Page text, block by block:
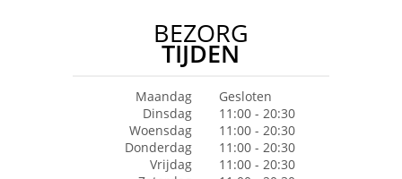
BEZORG
TIJDEN
Maandag
Gesloten
Dinsdag
11:00 - 20:30
Woensdag
11:00 - 20:30
Donderdag
11:00 - 20:30
Vrijdag
11:00 - 20:30